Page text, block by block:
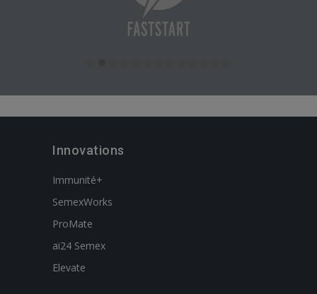
Innovations
Immunité+
SemexWorks
ProMate
ai24 Semex
Elevate